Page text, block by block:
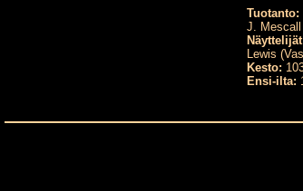
Tuotanto:
J. Mescall
Lewis
Kesto:
Ensi-ilta: